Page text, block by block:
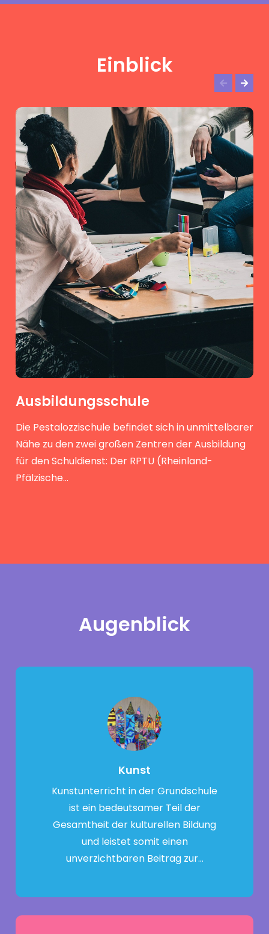
Einblick
Ausbildungsschule
Die Pestalozzischule befindet sich in unmittelbarer
Nähe zu den zwei großen Zentren der Ausbildung
für den Schuldienst: Der RPTU (Rheinland-
Pfälzische…
Augenblick
Kunst
Kunstunterricht in der Grundschule
ist ein bedeutsamer Teil der
Gesamtheit der kulturellen Bildung
und leistet somit einen
unverzichtbaren Beitrag zur…